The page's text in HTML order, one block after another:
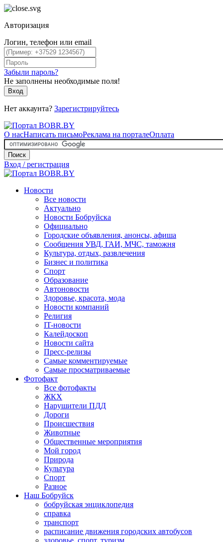
Авторизация
Логин, телефон или email
Забыли пароль?
Не заполнены необходимые поля!
Вход
Нет аккаунта? Зарегистрируйтесь
О насНаписать письмоРеклама на порталеОплата
Поиск
Вход / регистрация
Новости
Все новости
Актуально
Новости Бобруйска
Официально
Городские объявления, анонсы, афиша
Сообщения УВД, ГАИ, МЧС, таможня
Культура, отдых, развлечения
Бизнес и политика
Спорт
Образование
Автоновости
Здоровье, красота, мода
Новости компаний
Религия
IT-новости
Калейдоскоп
Новости сайта
Пресс-релизы
Самые комментируемые
Самые просматриваемые
Фотофакт
Все фотофакты
ЖКХ
Нарушители ПДД
Дороги
Происшествия
Животные
Общественные мероприятия
Мой город
Природа
Культура
Спорт
Разное
Наш Бобруйск
бобруйская энциклопедия
справка
транспорт
расписание движения городских автобусов
здоровье, спорт, туризм